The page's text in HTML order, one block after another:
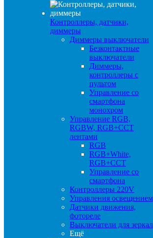
Контроллеры, датчики,
диммеры
Диммеры выключатели
Безконтактные
выключатели
Диммеры,
контроллеры с
пультом
Управление со
смартфона
монохром
Управление RGB,
RGBW, RGB+CCT
лентами
RGB
RGB+White,
RGB+CCT
Управление со
смартфона
Контроллеры 220V
Управления освещением
Датчики движения,
фотореле
Выключатели для зеркал
Ещё